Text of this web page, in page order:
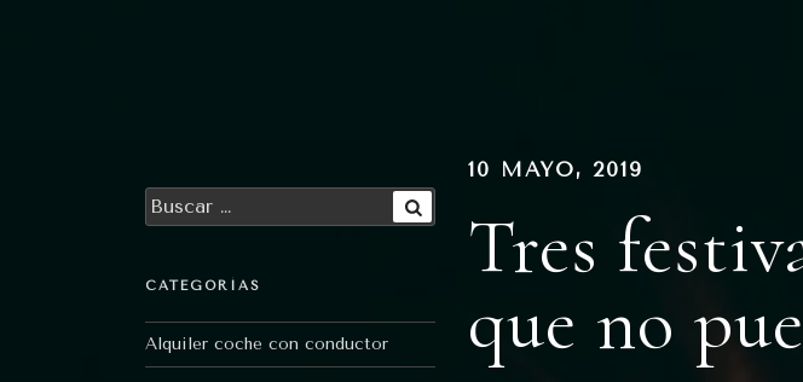
10 MAYO, 2019
Tres
que no
Buscar
por:
Buscar
CATEGORÍAS
Alquiler coche con conductor